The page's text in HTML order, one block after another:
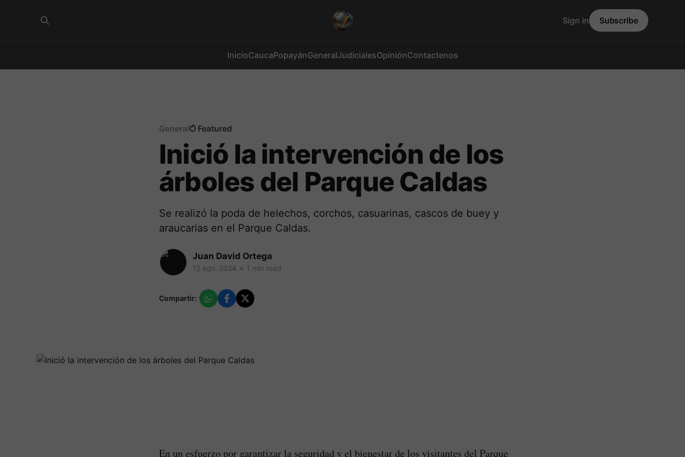
InicioCaucaPopayánGeneralJudicialesOpiniónContactenos
Sign in Subscribe
General Featured
Inició la intervención de los
árboles del Parque Caldas
Se realizó la poda de helechos, corchos, casuarinas, cascos de buey y
araucarias en el Parque Caldas.
Juan David Ortega
12 ago. 2024 • 1 min read
Compartir:
En un esfuerzo por garantizar la seguridad y el bienestar de los visitantes del Parque